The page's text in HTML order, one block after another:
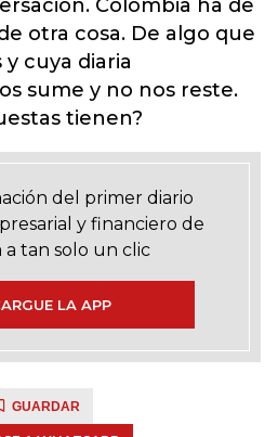
Colombia ha de
otra cosa. De algo que
cuya diaria
sume y no nos reste.
tienen?
del primer diario
y financiero de
a tan solo un clic
LA APP
GUARDAR